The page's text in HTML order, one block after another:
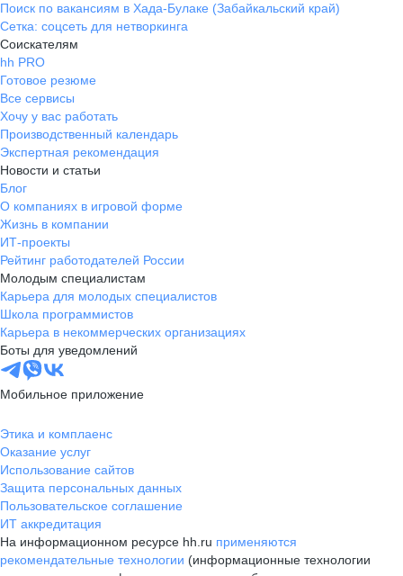
место работы. Благодарна
компании за полученный опыт и
желаю дальнейшего развития.
Поиск по вакансиям в Хада-Булаке (Забайкальский край)
Сетка: соцсеть для нетворкинга
Соискателям
hh PRO
Готовое резюме
Все сервисы
Хочу у вас работать
Производственный календарь
Экспертная рекомендация
Новости и статьи
Блог
О компаниях в игровой форме
Жизнь в компании
ИТ-проекты
Рейтинг работодателей России
Молодым специалистам
Карьера для молодых специалистов
Школа программистов
Карьера в некоммерческих организациях
Боты для уведомлений
Мобильное приложение
Этика и комплаенс
Оказание услуг
Использование сайтов
Защита персональных данных
Пользовательское соглашение
ИТ аккредитация
На информационном ресурсе hh.ru применяются
рекомендательные технологии (информационные технологии